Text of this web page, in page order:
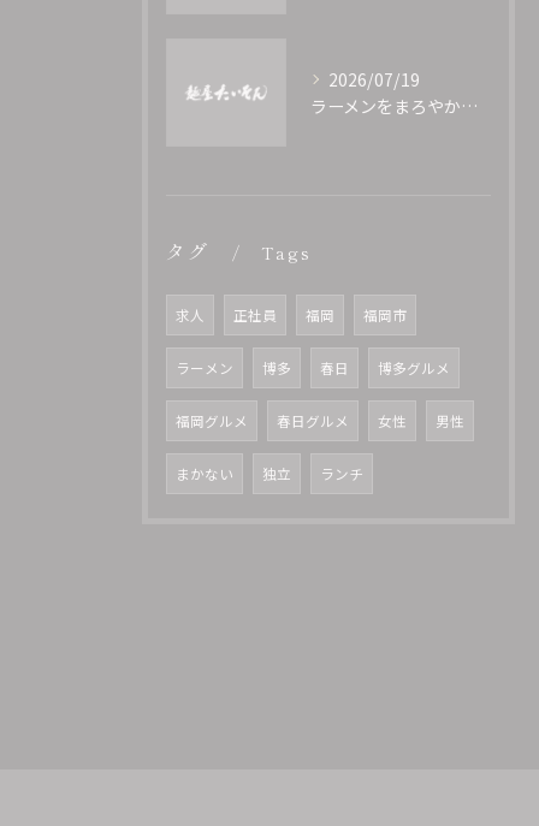
2026/07/19
ラーメンをまろやかに仕上げる自宅アレンジ術と太らない食べ方のコツ
タグ Tags
求人 正社員 福岡 福岡市
ラーメン 博多 春日 博多グルメ
福岡グルメ 春日グルメ 女性 男性
まかない 独立 ランチ